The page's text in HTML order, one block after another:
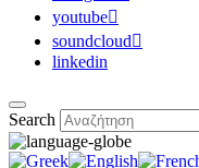
youtube
soundcloud
linkedin
Search